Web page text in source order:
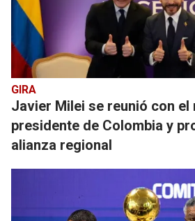
GIRA
Javier Milei se reunió con el
presidente de Colombia y
alianza regional